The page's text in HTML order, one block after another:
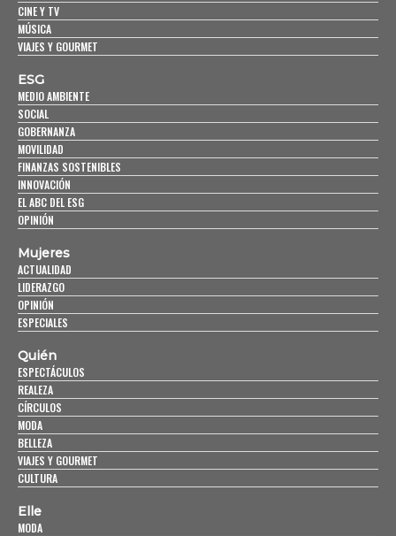
CINE Y TV
MÚSICA
VIAJES Y GOURMET
ESG
MEDIO AMBIENTE
SOCIAL
GOBERNANZA
MOVILIDAD
FINANZAS SOSTENIBLES
INNOVACIÓN
EL ABC DEL ESG
OPINIÓN
Mujeres
ACTUALIDAD
LIDERAZGO
OPINIÓN
ESPECIALES
Quién
ESPECTÁCULOS
REALEZA
CÍRCULOS
MODA
BELLEZA
VIAJES Y GOURMET
CULTURA
Elle
MODA